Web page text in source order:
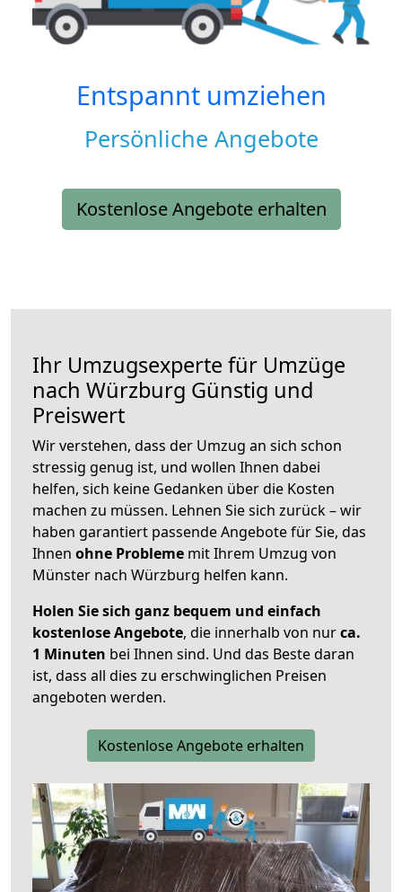
Entspannt umziehen
Persönliche Angebote
Kostenlose Angebote erhalten
Ihr Umzugsexperte für Umzüge
nach Würzburg Günstig und
Preiswert
Wir verstehen, dass der Umzug an sich schon
stressig genug ist, und wollen Ihnen dabei
helfen, sich keine Gedanken über die Kosten
machen zu müssen. Lehnen Sie sich zurück – wir
haben garantiert passende Angebote für Sie, das
Ihnen ohne Probleme mit Ihrem Umzug von
Münster nach Würzburg helfen kann.
Holen Sie sich ganz bequem und einfach
kostenlose Angebote, die innerhalb von nurca.
1 Minuten bei Ihnen sind. Und das Beste daran
ist, dass all dies zu erschwinglichen Preisen
angeboten werden.
Kostenlose Angebote erhalten